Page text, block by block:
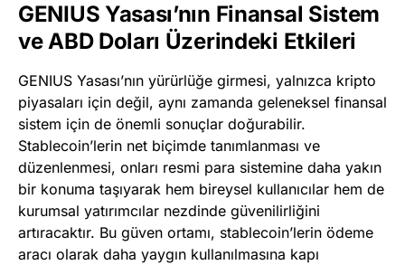
GENIUS Yasası’nın Finansal Sistem
ve ABD Doları Üzerindeki Etkileri
GENIUS Yasası’nın yürürlüğe girmesi, yalnızca kripto
piyasaları için değil, aynı zamanda geleneksel finansal
sistem için de önemli sonuçlar doğurabilir.
Stablecoin’lerin net biçimde tanımlanması ve
düzenlenmesi, onları resmi para sistemine daha yakın
bir konuma taşıyarak hem bireysel kullanıcılar hem de
kurumsal yatırımcılar nezdinde güvenilirliğini
artıracaktır. Bu güven ortamı, stablecoin’lerin ödeme
aracı olarak daha yaygın kullanılmasına kapı